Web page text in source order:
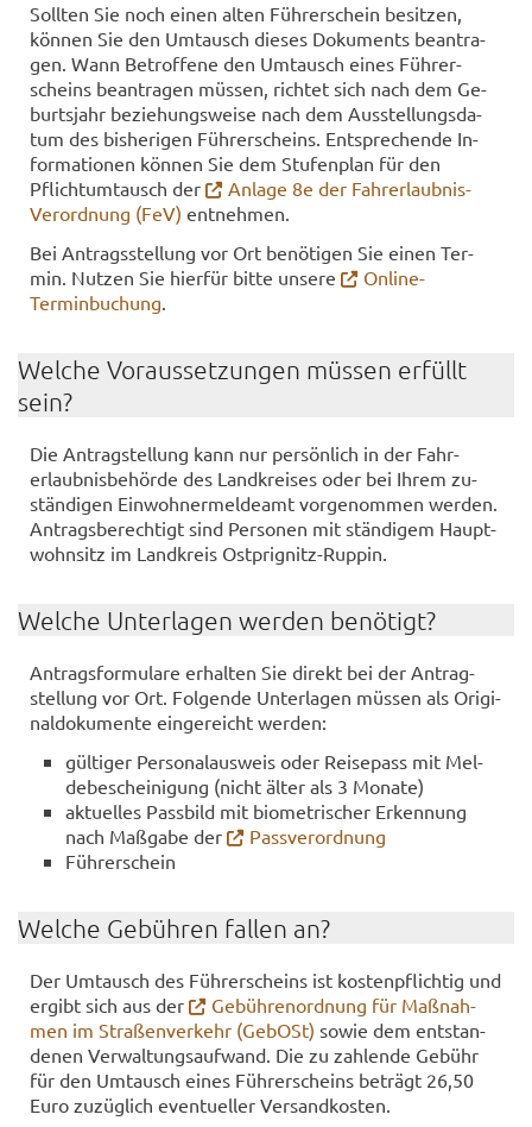
Soll­ten Sie noch einen alten Füh­rer­schein be­sit­zen,
kön­nen Sie den Um­tausch die­ses Do­ku­ments be­an­tra­
gen. Wann Be­trof­fe­ne den Um­tausch eines Füh­rer­
scheins be­an­tra­gen müs­sen, rich­tet sich nach dem Ge­
burts­jahr be­zie­hungs­wei­se nach dem Aus­stel­lungs­da­
tum des bis­he­ri­gen Füh­rer­scheins. Ent­spre­chen­de In­
for­ma­tio­nen kön­nen Sie dem Stu­fen­plan für den
Pflicht­um­tausch der
An­la­ge 8e der Fahrerlaubnis-​
Verordnung (FeV) ent­neh­men.
Bei An­trags­stel­lung vor Ort be­nö­ti­gen Sie einen Ter­
min. Nut­zen Sie hier­für bitte un­se­re
Online-​
Terminbuchung.
Wel­che Vor­aus­set­zun­gen müs­sen er­füllt
sein?
Die An­trag­stel­lung kann nur per­sön­lich in der Fahr­
erlaub­nis­be­hör­de des Land­krei­ses oder bei Ihrem zu­
stän­di­gen Ein­woh­ner­mel­de­amt vor­ge­nom­men wer­den.
An­trags­be­rech­tigt sind Per­so­nen mit stän­di­gem Haupt­
wohn­sitz im Land­kreis Ostprignitz-​​​Rup­pin.
Wel­che Un­ter­la­gen wer­den be­nö­tigt?
An­trags­for­mu­la­re er­hal­ten Sie di­rekt bei der An­trag­
stel­lung vor Ort. Fol­gen­de Un­ter­la­gen müs­sen als Ori­gi­
nal­do­ku­men­te ein­ge­reicht wer­den:
gül­ti­ger Per­so­nal­aus­weis oder Rei­se­pass mit Mel­
de­be­schei­ni­gung (nicht älter als 3 Mo­na­te)
ak­tu­el­les Pass­bild mit bio­me­tri­scher Er­ken­nung
nach Maß­ga­be der
Pass­ver­ord­nung
Füh­rer­schein
Wel­che Ge­büh­ren fal­len an?
Der Um­tausch des Füh­rer­scheins ist kos­ten­pflich­tig und
er­gibt sich aus der
Ge­büh­ren­ord­nung für Maß­nah­
men im Stra­ßen­ver­kehr (Ge­bOSt) sowie dem ent­stan­
de­nen Ver­wal­tungs­auf­wand. Die zu zah­len­de Ge­bühr
für den Um­tausch eines Füh­rer­scheins be­trägt 26,50
Euro zu­züg­lich even­tu­el­ler Ver­sand­kos­ten.